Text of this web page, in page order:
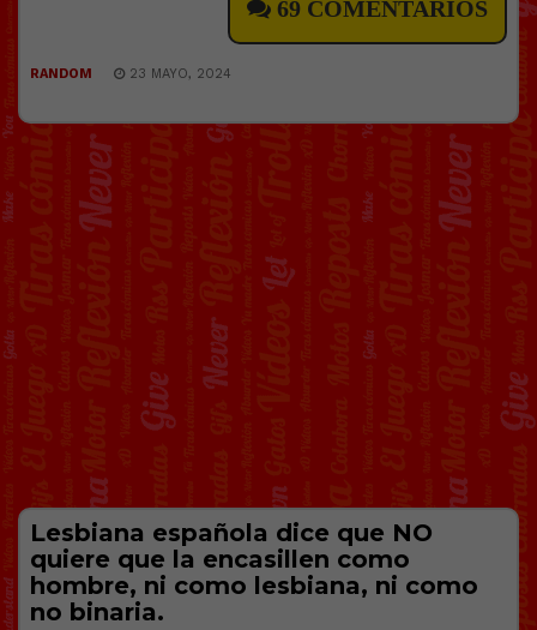
69 COMENTARIOS
RANDOM 23 MAYO, 2024
Lesbiana española dice que NO
quiere que la encasillen como
hombre, ni como lesbiana, ni como
no binaria.